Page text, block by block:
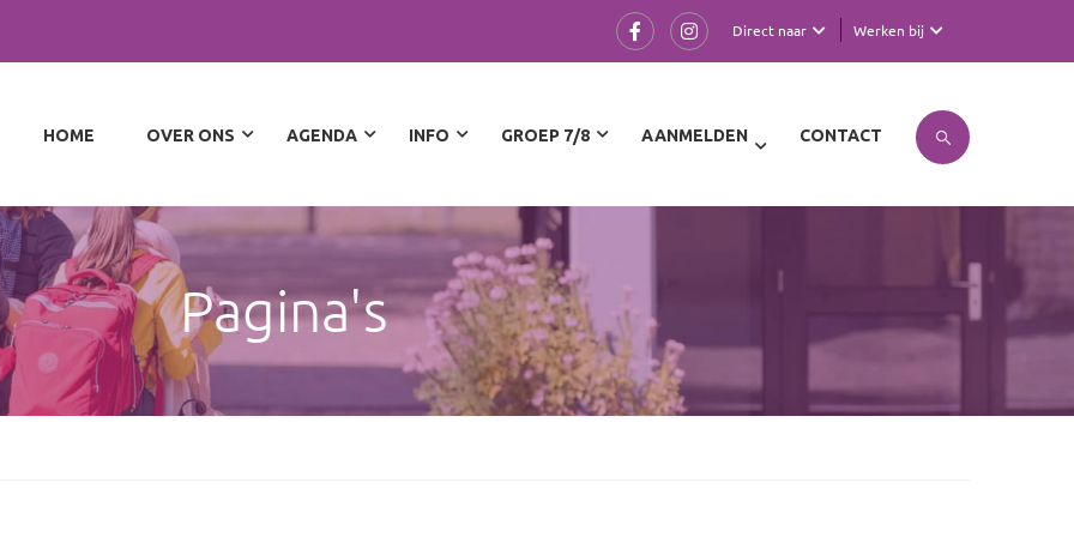
Werken bij
Direct naar
HOME OVER ONS AGENDA INFO GROEP 7/8 AANMELDEN CONTACT
Pagina's